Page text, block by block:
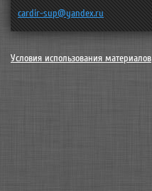
cardir-sup@yandex.ru
Условия использования материалов